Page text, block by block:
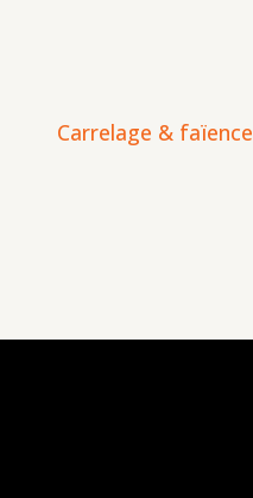
Carrelage & faïence